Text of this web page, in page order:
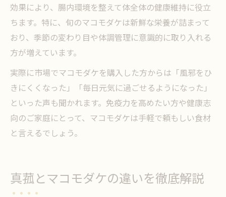
効果により、腸内環境を整えて体全体の健康維持に役立
ちます。特に、旬のマコモダケは新鮮な栄養が詰まって
おり、季節の変わり目や体調管理に意識的に取り入れる
方が増えています。
実際に市場でマコモダケを購入した方からは「風邪をひ
きにくくなった」「毎日元気に過ごせるようになった」
といった声も聞かれます。免疫力を高めたい方や健康志
向のご家庭にとって、マコモダケは手軽で頼もしい食材
と言えるでしょう。
真菰とマコモダケの違いを徹底解説